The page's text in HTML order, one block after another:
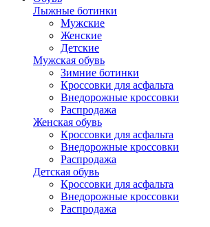
Лыжные ботинки
Мужские
Женские
Детские
Мужская обувь
Зимние ботинки
Кроссовки для асфальта
Внедорожные кроссовки
Распродажа
Женская обувь
Кроссовки для асфальта
Внедорожные кроссовки
Распродажа
Детская обувь
Кроссовки для асфальта
Внедорожные кроссовки
Распродажа